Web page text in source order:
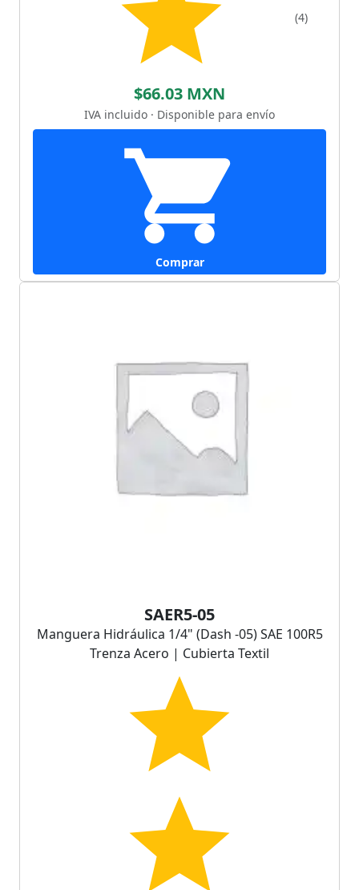
(4)
$66.03 MXN
IVA incluido · Disponible para envío
Comprar
SAER5-05
Manguera Hidráulica 1/4" (Dash -05) SAE 100R5
Trenza Acero | Cubierta Textil